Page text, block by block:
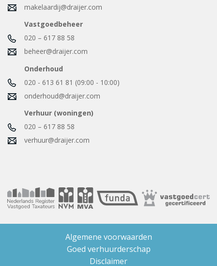
makelaardij@draijer.com
Vastgoedbeheer
020 – 617 88 58
beheer@draijer.com
Onderhoud
020 - 613 61 81 (09:00 - 10:00)
onderhoud@draijer.com
Verhuur (woningen)
020 – 617 88 58
verhuur@draijer.com
Algemene voorwaarden
Goed verhuurderschap
Disclaimer